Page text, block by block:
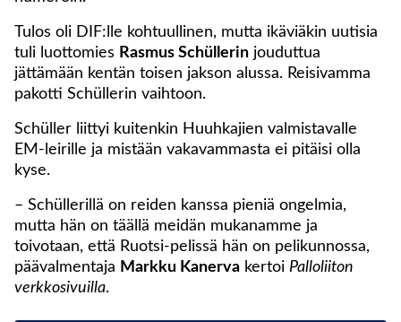
Tulos oli DIF:lle kohtuullinen, mutta ikäviäkin uutisia
tuli luottomies Rasmus Schüllerin jouduttua
jättämään kentän toisen jakson alussa. Reisivamma
pakotti Schüllerin vaihtoon.
Schüller liittyi kuitenkin Huuhkajien valmistavalle
EM-leirille ja mistään vakavammasta ei pitäisi olla
kyse.
– Schüllerillä on reiden kanssa pieniä ongelmia,
mutta hän on täällä meidän mukanamme ja
toivotaan, että Ruotsi-pelissä hän on pelikunnossa,
päävalmentaja Markku Kanerva kertoi Palloliiton
verkkosivuilla.